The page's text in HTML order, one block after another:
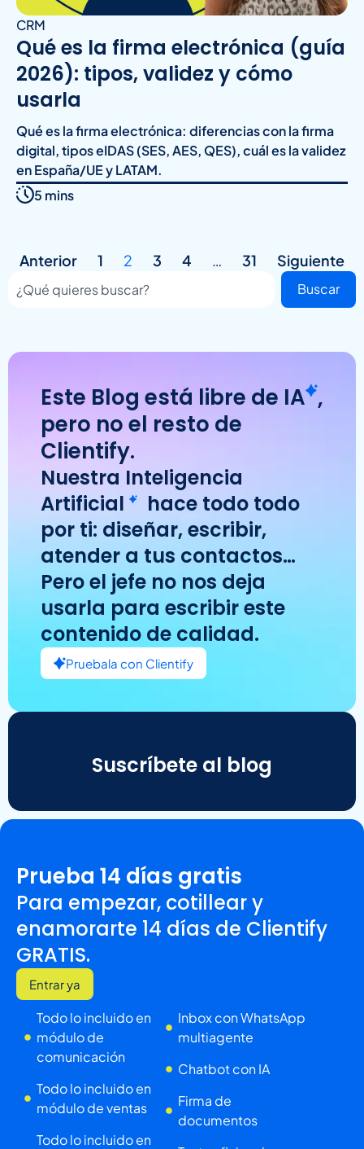
CRM
Qué es la firma electrónica (guía
2026): tipos, validez y cómo
usarla
Qué es la firma electrónica: diferencias con la firma
digital, tipos eIDAS (SES, AES, QES), cuál es la validez
en España/UE y LATAM.
5 mins
Anterior 1 2 3 4 … 31 Siguiente
Buscar
Este Blog está libre de IA ,
pero no el resto de
Clientify.
Nuestra Inteligencia
Artificial
hace todo todo
por ti: diseñar, escribir,
atender a tus contactos…
Pero el jefe no nos deja
usarla para escribir este
contenido de calidad.
Pruebala con Clientify
Suscríbete al blog
Prueba 14 días gratis
Para empezar, cotillear y
enamorarte 14 días de Clientify
GRATIS.
Entrar ya
Todo lo incluido en
módulo de
comunicación
Todo lo incluido en
módulo de ventas
Todo lo incluido en
Inbox con WhatsApp
multiagente
Chatbot con IA
Firma de
documentos